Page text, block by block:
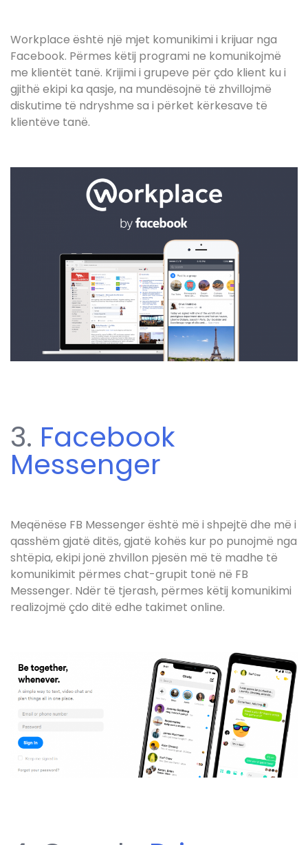
Workplace është një mjet komunikimi i krijuar nga
Facebook. Përmes këtij programi ne komunikojmë
me klientët tanë. Krijimi i grupeve për çdo klient ku i
gjithë ekipi ka qasje, na mundësojnë të zhvillojmë
diskutime të ndryshme sa i përket kërkesave të
klientëve tanë.
3. Facebook
Messenger
Meqënëse FB Messenger është më i shpejtë dhe më i
qasshëm gjatë ditës, gjatë kohës kur po punojmë nga
shtëpia, ekipi jonë zhvillon pjesën më të madhe të
komunikimit përmes chat-grupit tonë në FB
Messenger. Ndër të tjerash, përmes këtij komunikimi
realizojmë çdo ditë edhe takimet online.